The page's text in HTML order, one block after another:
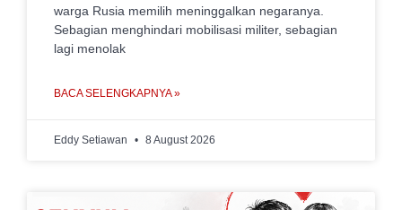
warga Rusia memilih meninggalkan negaranya.
Sebagian menghindari mobilisasi militer, sebagian
lagi menolak
BACA SELENGKAPNYA »
Eddy Setiawan 8 August 2026